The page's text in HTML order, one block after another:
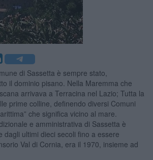
di Sassetta è sempre stato,
il dominio pisano. Nella Maremma che
arrivava a Terracina nel Lazio; Tutta la
prime colline, definendo diversi Comuni
che significa vicino al mare.
e amministrativa di Sassetta è
dagli ultimi dieci secoli fino a essere
Val di Cornia, era il 1970, insieme ad